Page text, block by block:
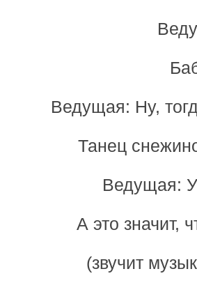
Ведущая: Ну,
Танец
Ведущая:
А это значит,
(звучит